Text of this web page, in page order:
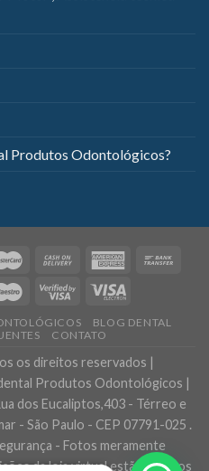
Produtos Odontológicos?
BLOG DENTAL
CONTATO
os direitos reservados |
Produtos Odontológicos |
dos Eucaliptos,403 - Térreo e
- São Paulo - CEP 07791-025 .
- Fotos meramente
da loja virtual estão sujeitos